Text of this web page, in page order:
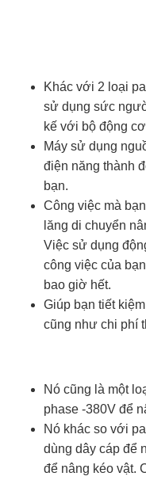
Khác với 2 loại
sử dụng sức
kế với bộ động
Máy sử dụng
điện năng thành
bạn.
Công việc mà
lăng di chuyển
Việc sử dụng
công việc của
bao giờ hết.
Giúp bạn tiết
cũng như chi phí
Nó cũng là một
phase -380V để
Nó khác so với
dùng dây cáp để
để nâng kéo vật.